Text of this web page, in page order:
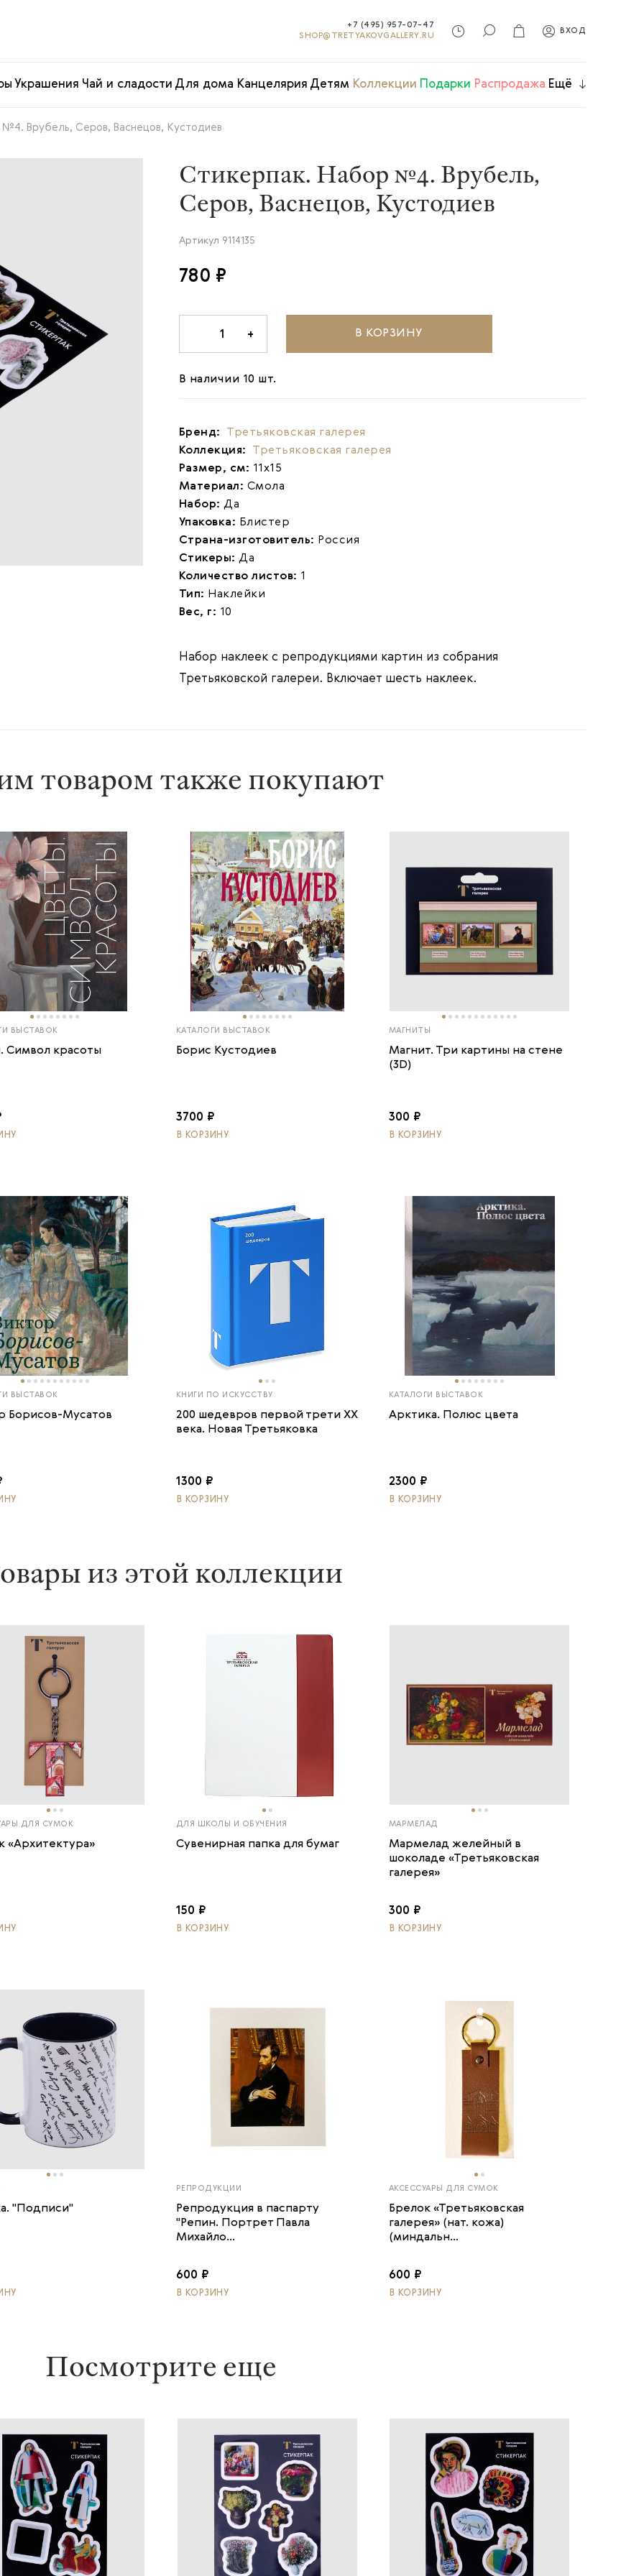
+7 (495) 957-07-47
SHOP@TRETYAKOVGALLERY.RU
ВХОД
Украшения Чай и сладости Для дома Канцелярия Детям Коллекции Подарки Распродажа Ещё
Врубель, Серов, Васнецов, Кустодиев
Стикерпак. Набор №4. Врубель,
Серов, Васнецов, Кустодиев
Артикул 9114135
780 ₽
1 + В КОРЗИНУ
В наличии 10 шт.
Бренд: Третьяковская галерея
Коллекция: Третьяковская галерея
Размер, см: 11х15
Материал: Смола
Набор:Да
Упаковка: Блистер
Страна-изготовитель: Россия
Стикеры:Да
Количество листов: 1
Тип: Наклейки
Вес, г: 10
Набор наклеек с репродукциями картин из собрания
Третьяковской галереи. Включает шесть наклеек.
товаром также покупают
ВЫСТАВОК
Символ красоты
КАТАЛОГИ ВЫСТАВОК
Борис Кустодиев
3700 ₽
В КОРЗИНУ
МАГНИТЫ
Магнит. Три картины на стене
(3D)
300 ₽
В КОРЗИНУ
ВЫСТАВОК
Борисов-Мусатов
КНИГИ ПО ИСКУССТВУ
200 шедевров первой трети ХХ
века. Новая Третьяковка
1300 ₽
В КОРЗИНУ
КАТАЛОГИ ВЫСТАВОК
Арктика. Полюс цвета
2300 ₽
В КОРЗИНУ
из этой коллекции
ДЛЯ СУМОК
«Архитектура»
ДЛЯ ШКОЛЫ И ОБУЧЕНИЯ
Сувенирная папка для бумаг
150 ₽
В КОРЗИНУ
МАРМЕЛАД
Мармелад желейный в
шоколаде «Третьяковская
галерея»
300 ₽
В КОРЗИНУ
"Подписи"
РЕПРОДУКЦИИ
Репродукция в паспарту
"Репин. Портрет Павла
Михайло...
600 ₽
В КОРЗИНУ
АКСЕССУАРЫ ДЛЯ СУМОК
Брелок «Третьяковская
галерея» (нат. кожа)
(миндальн...
600 ₽
В КОРЗИНУ
Посмотрите еще